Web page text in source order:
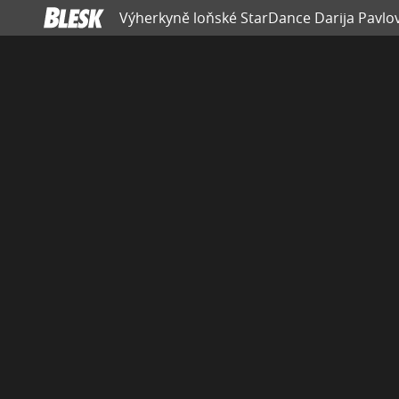
Výherkyně loňské StarDance Darija